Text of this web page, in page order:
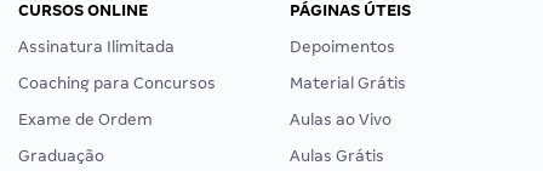
CURSOS ONLINE
Assinatura Ilimitada
Coaching para Concursos
Exame de Ordem
Graduação
PÁGINAS ÚTEIS
Depoimentos
Material Grátis
Aulas ao Vivo
Aulas Grátis